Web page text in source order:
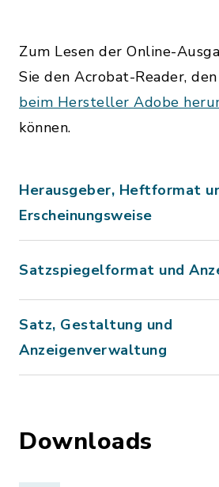
Zum Lesen der Online-
Sie den Acrobat-Reader,
beim Hersteller Adobe
können.
Herausgeber, Heftformat
Erscheinungsweise
Satzspiegelformat und
Satz, Gestaltung und
Anzeigenverwaltung
Downloads